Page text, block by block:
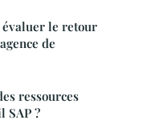
évaluer le retour
de
ressources
SAP ?